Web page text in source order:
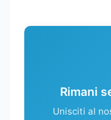
Rimani
Unisciti al